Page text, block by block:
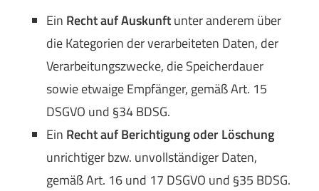
Ein Recht auf Auskunftunter anderem über
die Kategorien der verarbeiteten Daten, der
Verarbeitungszwecke, die Speicherdauer
sowie etwaige Empfänger, gemäß Art. 15
DSGVO und §34 BDSG.
Ein Recht auf Berichtigung oder Löschung
unrichtiger bzw. unvollständiger Daten,
gemäß Art. 16 und 17 DSGVO und §35 BDSG.